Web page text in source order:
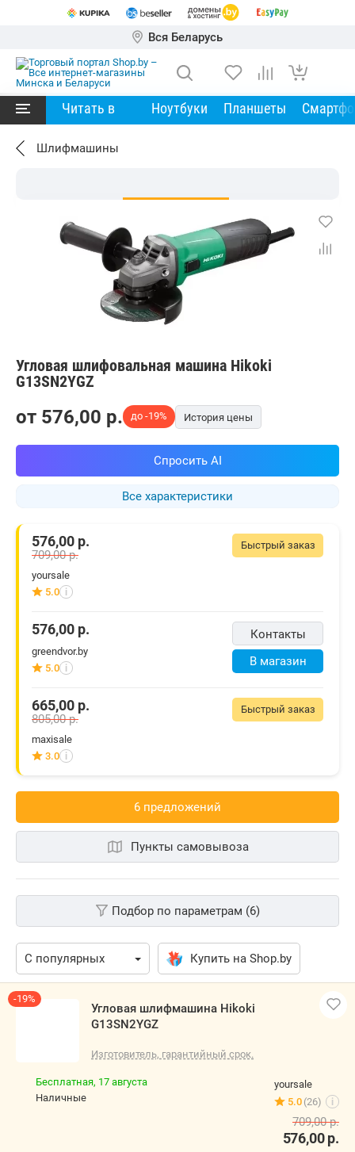
Вся Беларусь
Читать в Ноутбуки Планшеты
Шлифмашины
Угловая шлифовальная машина Hikoki
G13SN2YGZ
Все характеристики
от 576,00 p. до -19% История цены
Спросить AI
Быстрый заказ
576,00 р.
709,00р.
yoursale
5.0 i
Контакты
В магазин
576,00 р.
greendvor.by
5.0 i
Быстрый заказ
665,00 р.
805,00р.
maxisale
3.0 i
6 предложений
Пункты самовывоза
Подбор по параметрам (6)
Купить на Shop.by
-19%
Изготовитель, гарантийный срок.
yoursale
5.0(26) i